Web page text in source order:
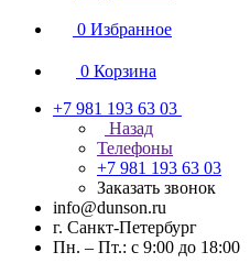
0 Избранное
0 Корзина
+7 981 193 63 03
Назад
Телефоны
+7 981 193 63 03
Заказать звонок
info@dunson.ru
г. Санкт-Петербург
Пн. – Пт.: с 9:00 до 18:00